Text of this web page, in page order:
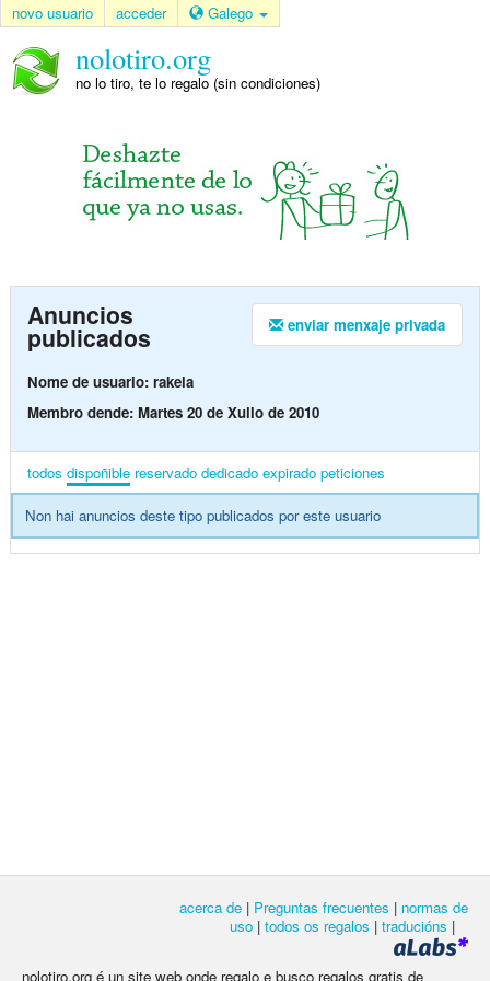
novo usuario acceder Galego
nolotiro.org
no lo tiro, te lo regalo (sin condiciones)
enviar menxaje privada
Anuncios
publicados
Nome de usuario: rakela
Membro dende: Martes 20 de Xullo de 2010
todos dispoñible reservado dedicado expirado peticiones
Non hai anuncios deste tipo publicados por este usuario
acerca de | Preguntas frecuentes | normas de
uso | todos os regalos | traducións |
nolotiro.org é un site web onde regalo e busco regalos gratis de